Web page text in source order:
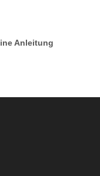
Anleitung